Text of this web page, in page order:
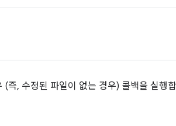
즉, 수정된 파일이 없는 경우) 콜백을 실행